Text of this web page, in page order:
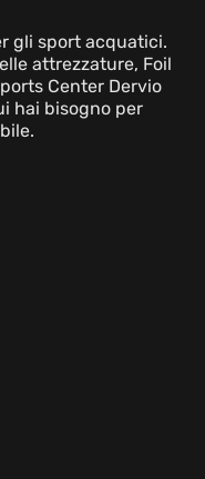
gli sport acquatici.
attrezzature, Foil
Center Dervio
hai bisogno per